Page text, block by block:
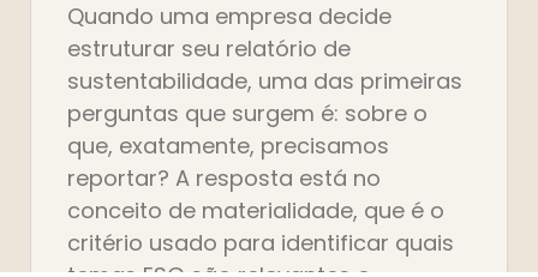
Quando uma empresa decide
estruturar seu relatório de
sustentabilidade, uma das primeiras
perguntas que surgem é: sobre o
que, exatamente, precisamos
reportar? A resposta está no
conceito de materialidade, que é o
critério usado para identificar quais